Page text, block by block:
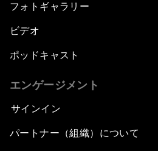
フォトギャラリー
ビデオ
ポッドキャスト
エンゲージメント
サインイン
パートナー（組織）について